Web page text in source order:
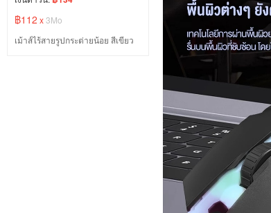
฿112 x3Mo
เม้าส์ไร้สายรูปกระต่ายน้อย สีเขียว